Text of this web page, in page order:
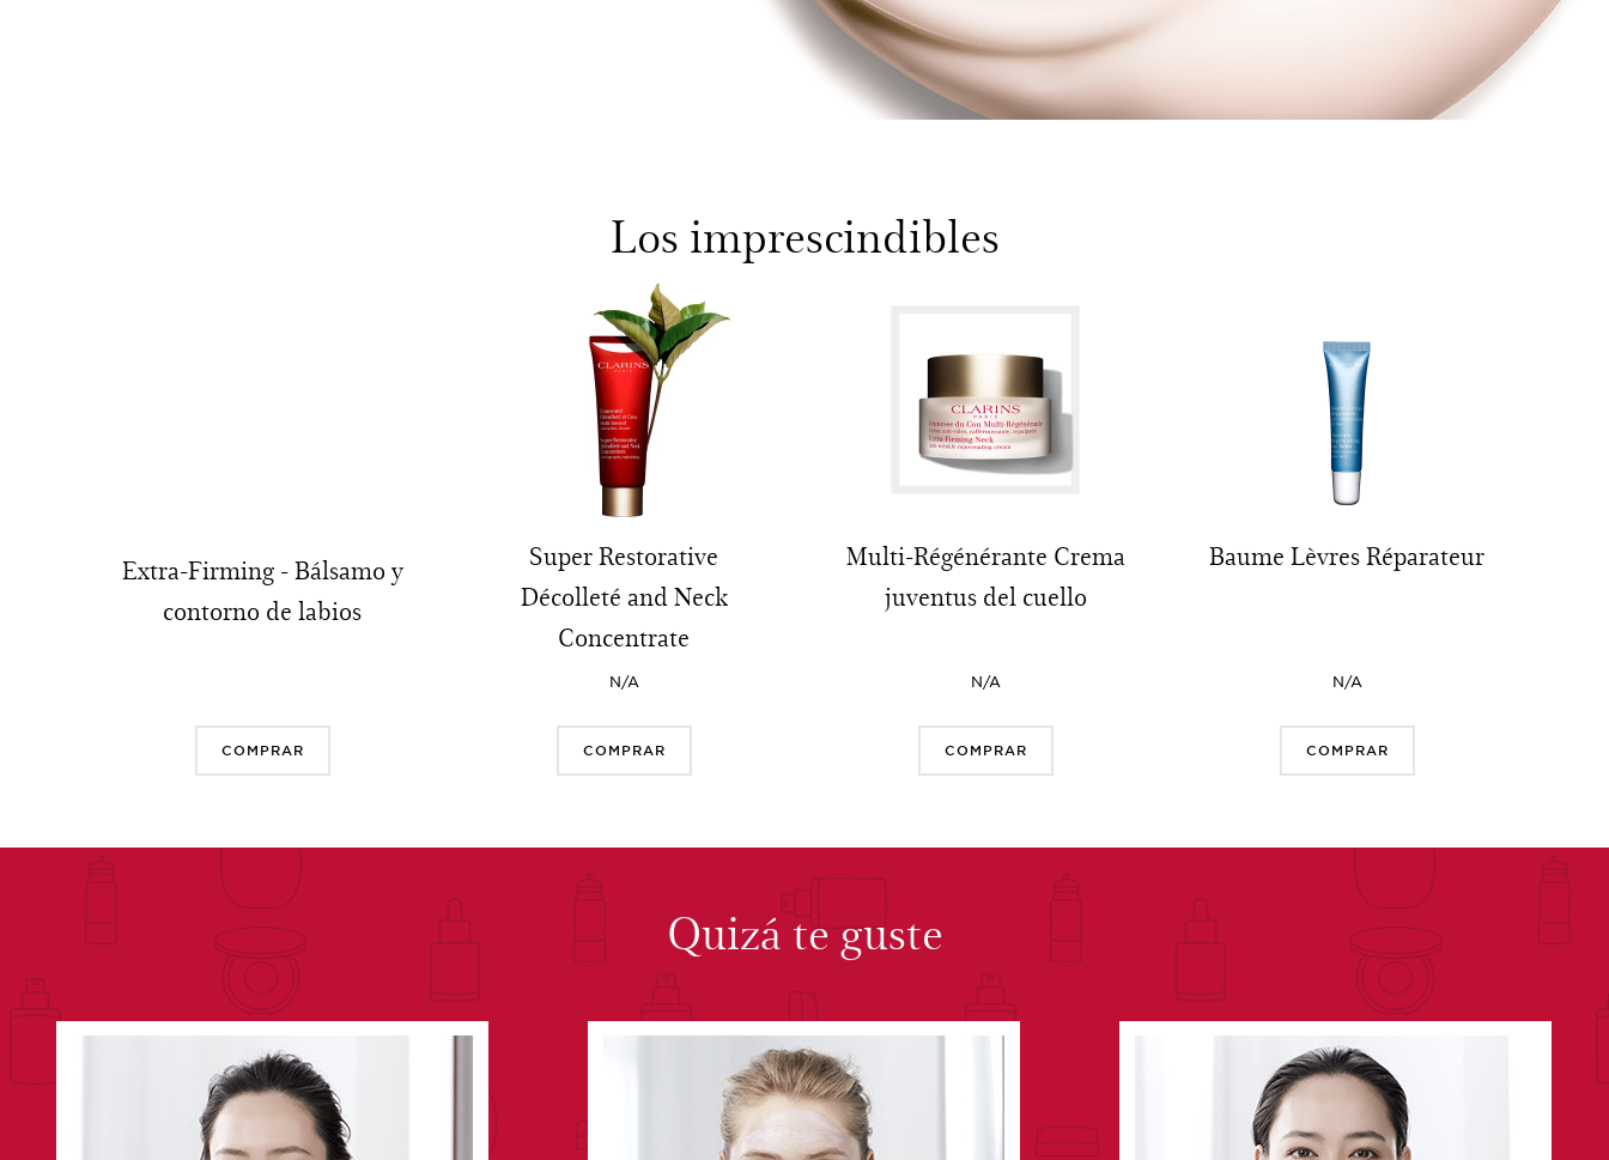
Los imprescindibles
Extra-Firming - Bálsamo y
contorno de labios
COMPRAR
Super Restorative
Décolleté and Neck
Concentrate
N/A
COMPRAR
Multi-Régénérante Crema
juventus del cuello
N/A
COMPRAR
Baume Lèvres Réparateur
N/A
COMPRAR
Quizá te guste